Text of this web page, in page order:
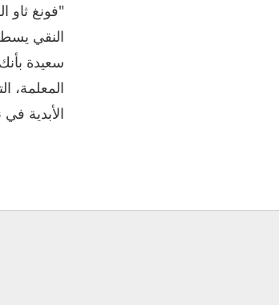
"فونغ ثاو
النقي
سعيدة
المعلمة،
الأبدية في